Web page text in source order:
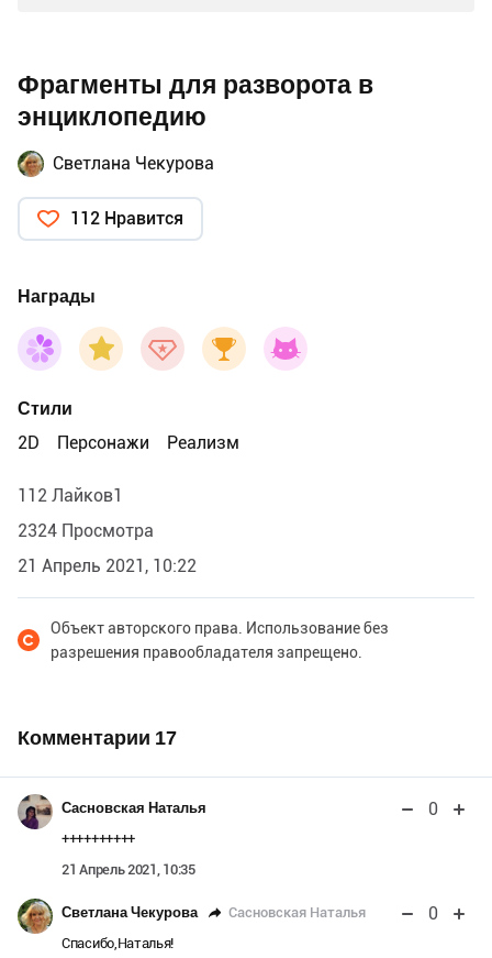
Фрагменты для разворота в
энциклопедию
Светлана Чекурова
112 Нравится
Награды
Стили
2D
Персонажи Реализм
112 Лайков1
2324 Просмотра
21 Апрель 2021, 10:22
Объект авторского права. Использование без
разрешения правообладателя запрещено.
Комментарии 17
Сасновская Наталья 0
++++++++++
21 Апрель 2021, 10:35
Светлана Чекурова Сасновская Наталья 0
Спасибо,Наталья!